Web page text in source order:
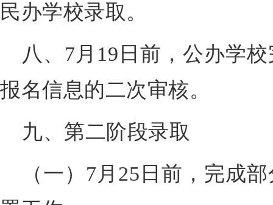
民办学校录取。
八、7月19日前，公办学
报名信息的二次审核。
九、第二阶段录取
（一）7月25日前，完成